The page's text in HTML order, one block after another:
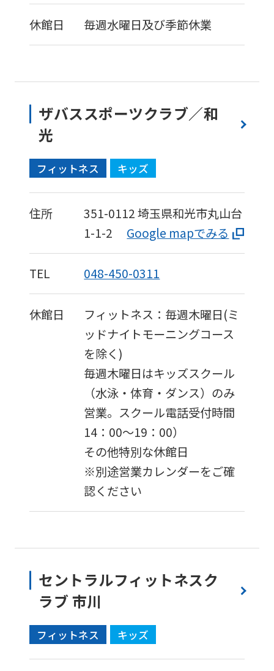
休館日 毎週水曜日及び季節休業
ザバススポーツクラブ／和
光
フィットネス キッズ
住所 351-0112埼玉県和光市丸山台
1-1-2
Google mapでみる
TEL 048-450-0311
休館日
フィットネス：毎週木曜日(ミ
ッドナイトモーニングコース
を除く)
毎週木曜日はキッズスクール
（水泳・体育・ダンス）のみ
営業。スクール電話受付時間
14：00～19：00）
その他特別な休館日
※別途営業カレンダーをご確
認ください
セントラルフィットネスク
ラブ 市川
フィットネス キッズ